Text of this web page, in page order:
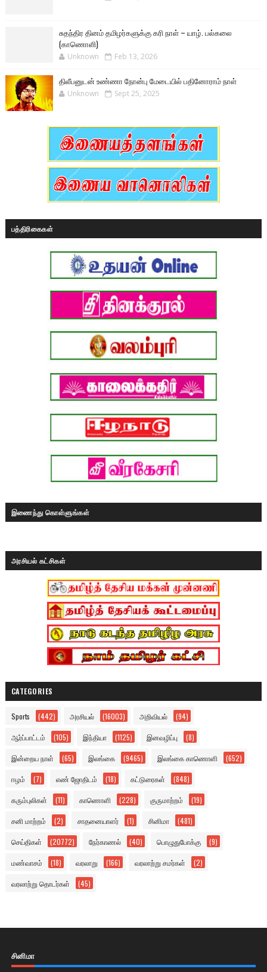
சுதந்திர தினம் தமிழர்களுக்கு கரி நாள் – யாழ். பல்கலை
(காணொளி)
Unknown Feb 13, 2026
திலீபனுடன் உண்ணா நோன்பு மேடையில் பதினோராம் நாள்
Unknown Sept 25, 2025
பத்திரிகைகள்
இணைந்து கொள்ளுங்கள்
அரசியல் கட்சிகள்
CATEGORIES
Sports (442) அரசியல் (16003) அறிவியல் (94)
ஆர்ப்பாட்டம் (105) இந்தியா (1125) இனவழிப்பு (8)
இன்றைய நாள் (65) இலங்கை (9465) இலங்கை காணொளி (652)
ஈழம் (7) எண் ஜோதிடம் (18) கட்டுரைகள் (848)
கரும்புலிகள் (11) காணொளி (228) குருமாற்றம் (19)
சனி மாற்றம் (2) சாதனையாளர் (1) சினிமா (481)
செய்திகள் (20772) நேர்காணல் (40) பொழுதுபோக்கு (9)
மண்வாசம் (18) வரலாறு (166) வரலாற்று சமர்கள் (2)
வரலாற்று தொடர்கள் (45)
சினிமா